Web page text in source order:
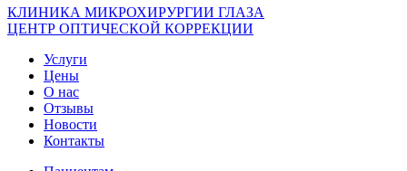
КЛИНИКА МИКРОХИРУРГИИ ГЛАЗА
ЦЕНТР ОПТИЧЕСКОЙ КОРРЕКЦИИ
Услуги
Цены
О нас
Отзывы
Новости
Контакты